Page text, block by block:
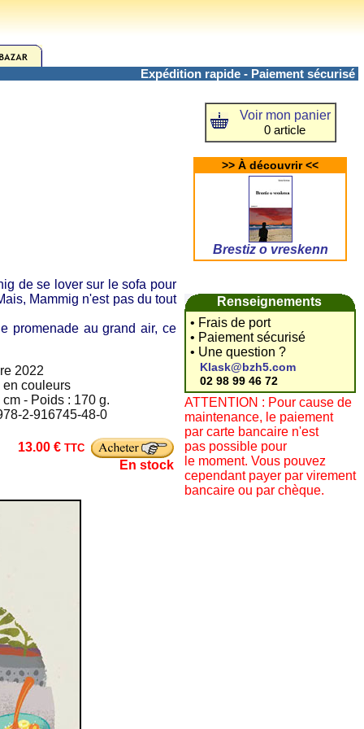
Expédition rapide - Paiement sécurisé
de se lover sur le sofa pour
Mammig n'est pas du tout
promenade au grand air, ce
2022
en couleurs
- Poids : 170 g.
2-916745-48-0
13.00 € TTC
En stock
Voir mon panier
0 article
>> À découvrir <<
Brestiz o vreskenn
Renseignements
• Frais de port
• Paiement sécurisé
• Une question ?
Klask@bzh5.com
02 98 99 46 72
ATTENTION : Pour cause de
maintenance, le paiement
par carte bancaire n'est
pas possible pour
le moment. Vous pouvez
cependant payer par virement
bancaire ou par chèque.